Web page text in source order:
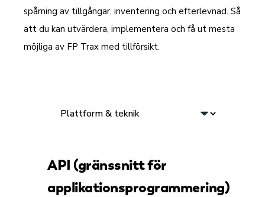
spårning av tillgångar, inventering och efterlevnad. Så
att du kan utvärdera, implementera och få ut mesta
möjliga av FP Trax med tillförsikt.
API (gränssnitt för
applikationsprogrammering)